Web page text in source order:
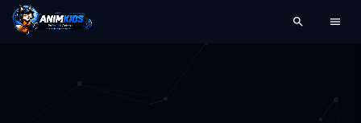
search menu